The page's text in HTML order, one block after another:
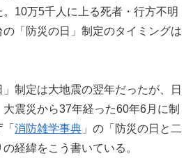
10万5千人に上る死者・行方不明
「防災の日」制定のタイミングは
制定は大地震の翌年だったが、日
震災から37年経った60年6月に制
消防雑学事典 」の「防災の日と二
経緯をこう書いている。